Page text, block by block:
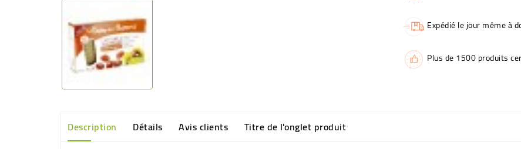
Expédié le jour même à
Plus de 1500 produits
Description Détails Avis clients Titre de l'onglet produit